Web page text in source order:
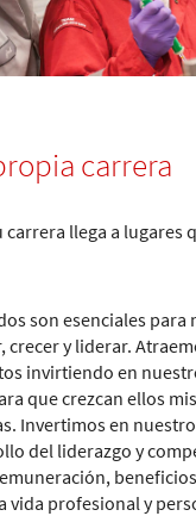
carrera
llega a lugares
son esenciales para
crecer y liderar.
invirtiendo en
que crezcan ellos
Invertimos en
del liderazgo y
vida profesional y